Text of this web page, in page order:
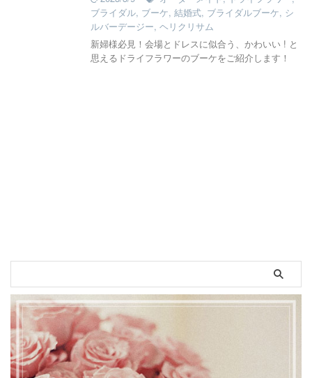
ブライダル, ブーケ, 結婚式, ブライダルブーケ, シ
ルバーデージー, ヘリクリサム
新婦様必見！会場とドレスに似合う、かわいい ! と
思えるドライフラワーのブーケをご紹介します！